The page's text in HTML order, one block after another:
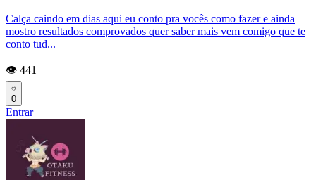
Calça caindo em dias aqui eu conto pra vocês como fazer e ainda
mostro resultados comprovados quer saber mais vem comigo que te
conto tud...
👁️ 441
0
Entrar